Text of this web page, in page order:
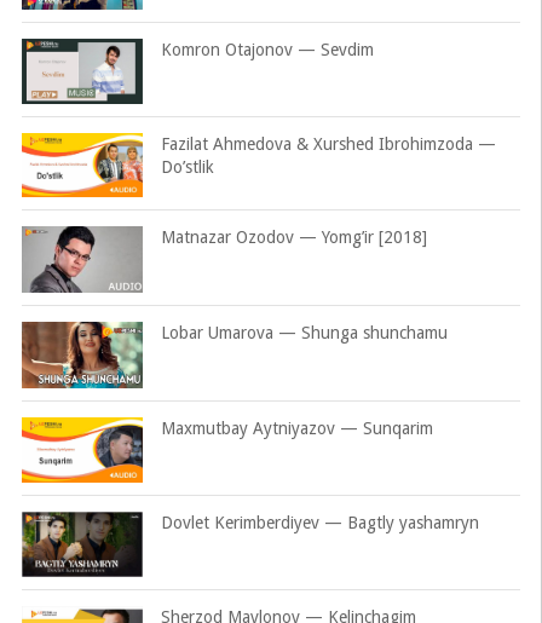
Komron Otajonov — Sevdim
Fazilat Ahmedova & Xurshed Ibrohimzoda —
Do’stlik
Matnazar Ozodov — Yomg’ir [2018]
Lobar Umarova — Shunga shunchamu
Maxmutbay Aytniyazov — Sunqarim
Dovlet Kerimberdiyev — Bagtly yashamryn
Sherzod Mavlonov — Kelinchagim